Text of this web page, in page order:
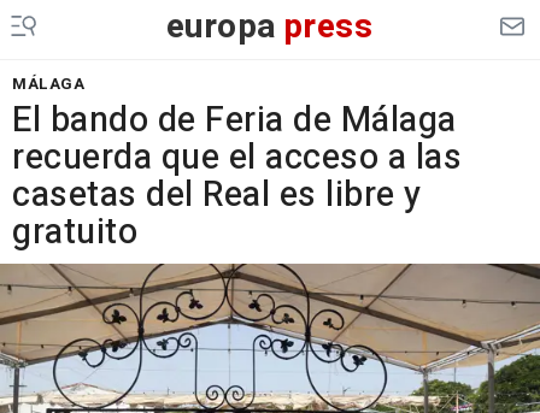
europa press
MÁLAGA
El bando de Feria de Málaga
recuerda que el acceso a las
casetas del Real es libre y
gratuito